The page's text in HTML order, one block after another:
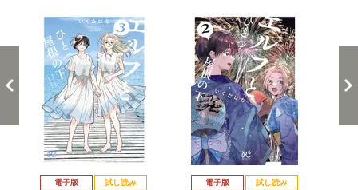
電子版 試し読み 電子版 試し読み